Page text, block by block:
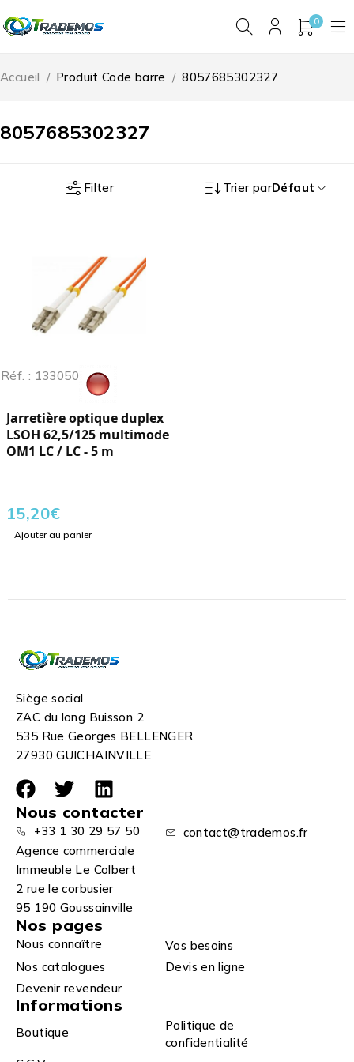
0
8057685302327
Accueil / Produit Code barre / 8057685302327
Filter Trier parDéfaut
Réf. : 133050
Jarretière optique duplex
LSOH 62,5/125 multimode
OM1 LC / LC - 5 m
15,20€
Ajouter au panier
Siège social
ZAC du long Buisson 2
535 Rue Georges BELLENGER
27930 GUICHAINVILLE
Nous contacter
+33 1 30 29 57 50
contact@trademos.fr
Agence commerciale
Immeuble Le Colbert
2 rue le corbusier
95 190 Goussainville
Nos pages
Nous connaître
Vos besoins
Nos catalogues
Devis en ligne
Devenir revendeur
Informations
Boutique
Politique de
confidentialité